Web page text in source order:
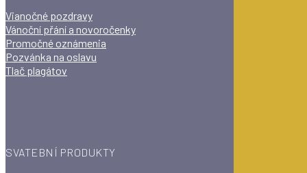
Vianočné pozdravy
Vánoční přání a novoročenky
Promočné oznámenia
Pozvánka na oslavu
Tlač plagátov
SVATEBNÍ PRODUKTY